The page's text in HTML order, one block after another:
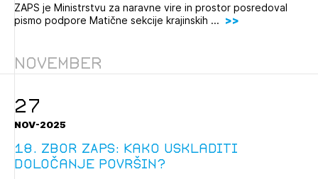
ZAPS je Ministrstvu za naravne vire in prostor posredoval
pismo podpore Matične sekcije krajinskih ...
November
27
NOV-2025
18. Zbor ZAPS: Kako uskladiti
določanje površin?